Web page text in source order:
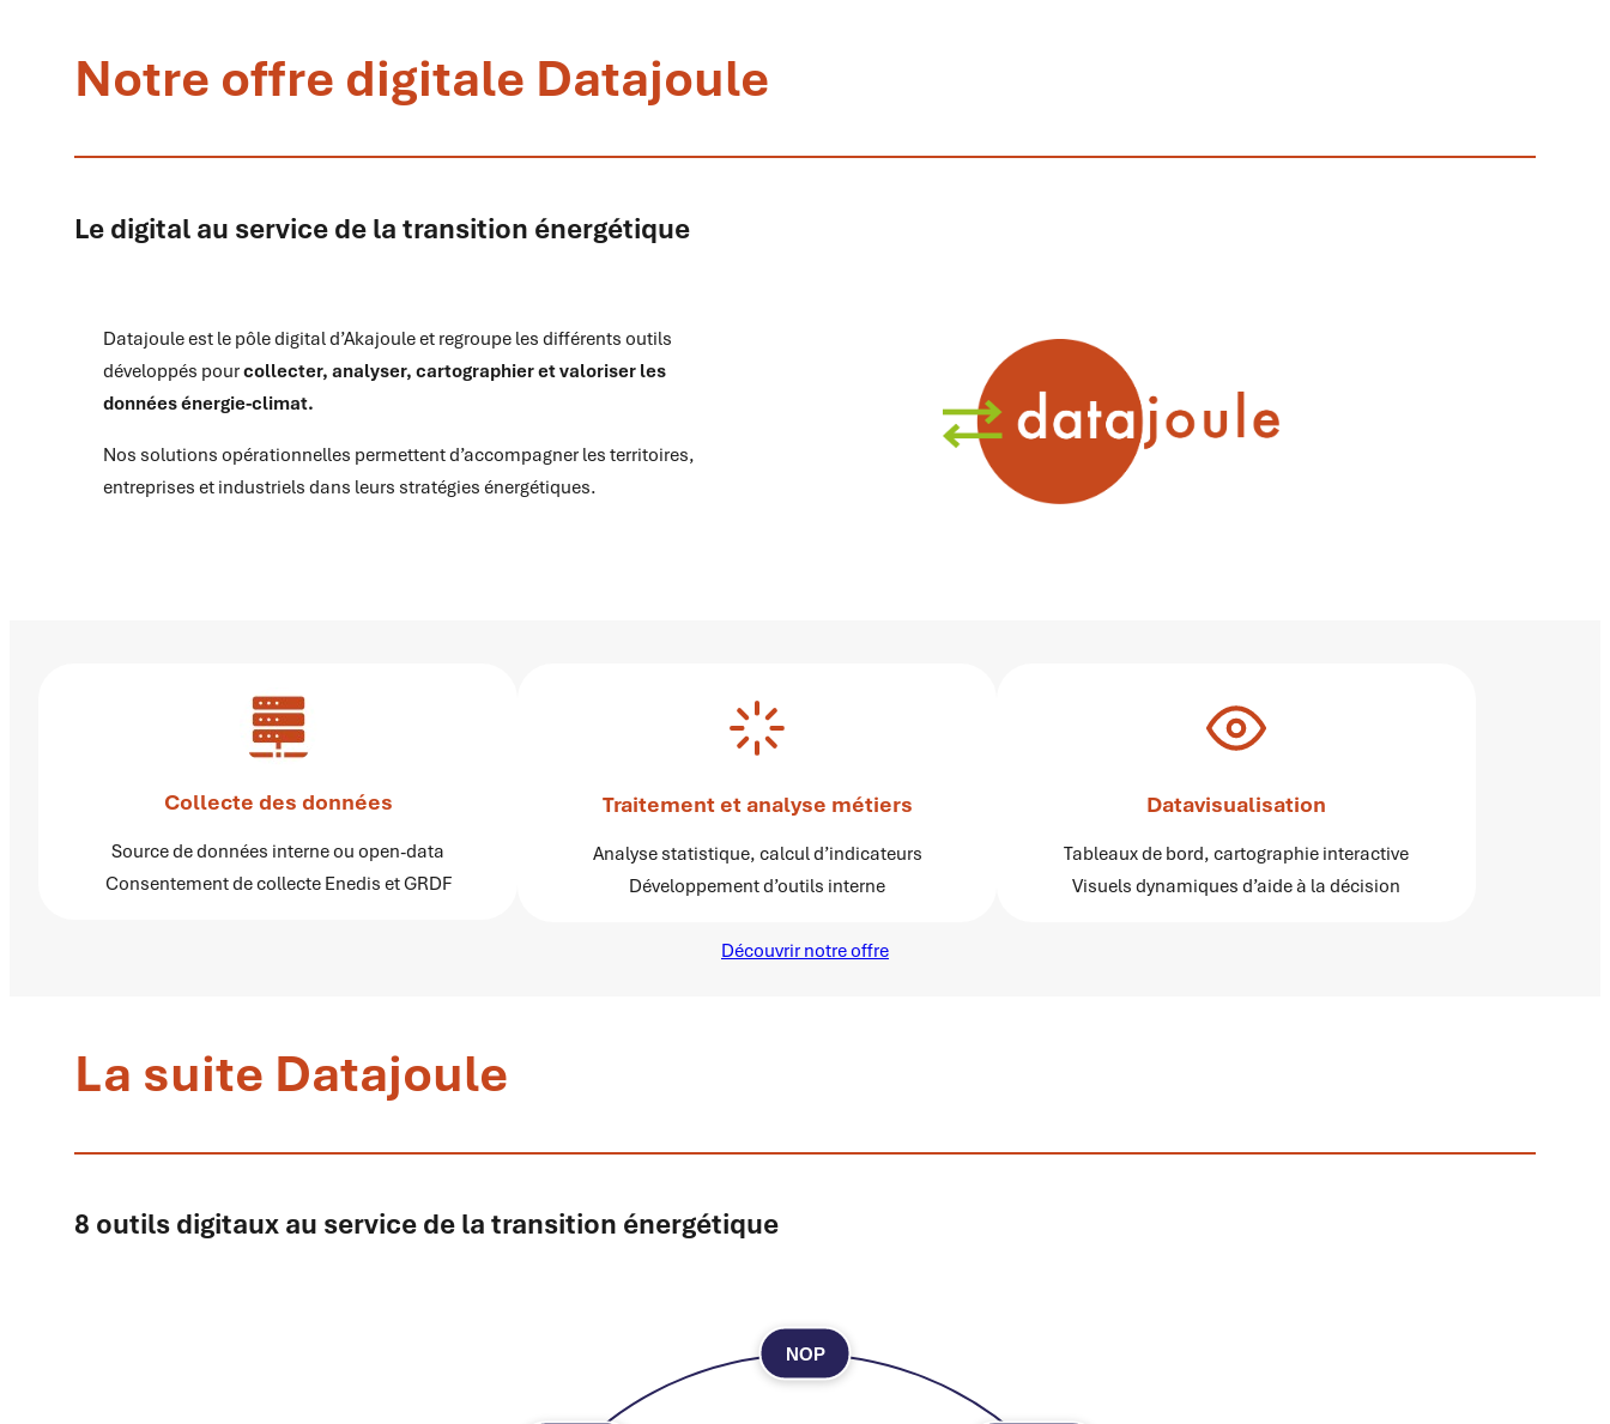
Notre offre digitale Datajoule
Le digital au service de la transition énergétique
Datajoule est le pôle digital d’Akajoule et regroupe les différents outils
développés pourcollecter, analyser, cartographier et valoriser les
données énergie-climat.
Nos solutions opérationnelles permettent d’accompagner les territoires,
entreprises et industriels dans leurs stratégies énergétiques.
Collecte des données
Source de données interne ou open-data
Consentement de collecte Enedis et GRDF
Traitement et analyse métiers
Analyse statistique, calcul d’indicateurs
Développement d’outils interne
Datavisualisation
Tableaux de bord, cartographie interactive
Visuels dynamiques d’aide à la décision
Découvrir notre offre
La suite Datajoule
8 outils digitaux au service de la transition énergétique
NOP